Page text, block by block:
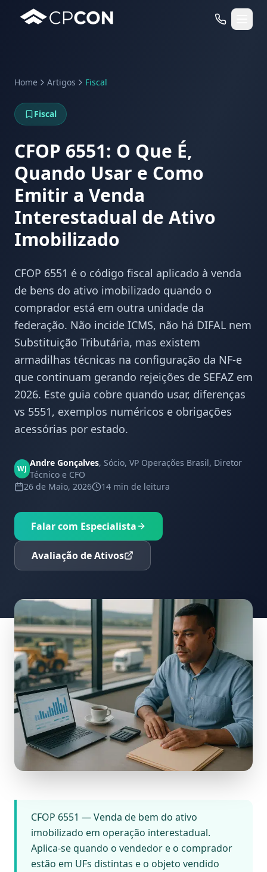
Serviços
Casos de Uso RFID
Home Artigos Fiscal
Fiscal
CFOP 6551: O Que É,
Quando Usar e Como
Emitir a Venda
Interestadual de Ativo
Imobilizado
CFOP 6551 é o código fiscal aplicado à venda
de bens do ativo imobilizado quando o
comprador está em outra unidade da
federação. Não incide ICMS, não há DIFAL nem
Substituição Tributária, mas existem
armadilhas técnicas na configuração da NF-e
que continuam gerando rejeições de SEFAZ em
2026. Este guia cobre quando usar, diferenças
vs 5551, exemplos numéricos e obrigações
acessórias por estado.
WJ
Andre Gonçalves, Sócio, VP Operações Brasil, Diretor
Técnico e CFO
26 de Maio, 2026
14 min de leitura
Falar com Especialista
Avaliação de Ativos
CFOP 6551 — Venda de bem do ativo
imobilizado em operação interestadual.
Aplica-se quando o vendedor e o comprador
estão em UFs distintas e o objeto vendido